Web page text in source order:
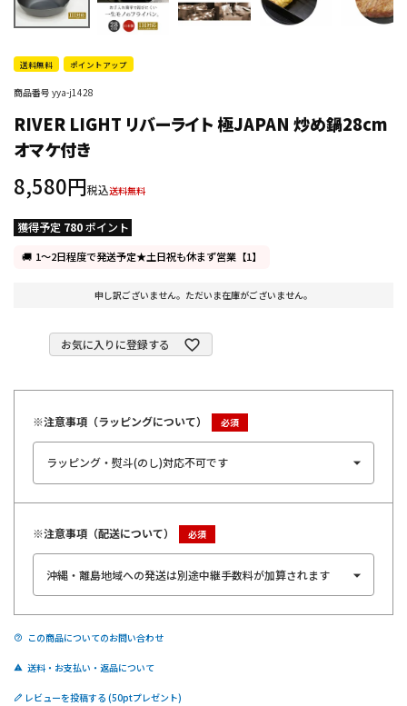
送料無料 ポイントアップ
商品番号 yya-j1428
RIVER LIGHT リバーライト 極JAPAN 炒め鍋28cm
オマケ付き
8,580 税込送料無料
獲得予定 780 ポイント
1～2日程度で発送予定★土日祝も休まず営業【1】
申し訳ございません。ただいま在庫がございません。
お気に入りに登録する
※注意事項（ラッピングについて）
※注意事項（配送について）
この商品についてのお問い合わせ
送料・お支払い・返品について
レビューを投稿する